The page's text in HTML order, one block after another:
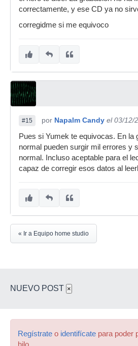
correctamente, y ese CD ya no
corregidme si me equivoco
#15 por Napalm Candy el 03/12/
Pues si Yumek te equivocas. En la
normal pueden surgir mil errores y
normal. Incluso aceptable para el
capaz de corregir esos datos al
« Ir a Equipo home studio
NUEVO POST ×
Regístrate o identifícate para poder